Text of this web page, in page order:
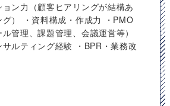
ョン力（顧客ヒアリングが結構あ
） ・資料構成・作成力 ・PMO
管理、課題管理、会議運営等）
サルティング経験 ・BPR・業務改